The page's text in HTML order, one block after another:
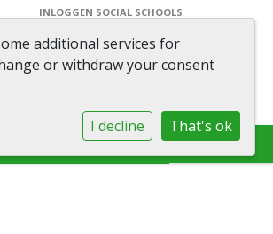
INLOGGEN SOCIAL SCHOOLS
Boldingh
additional services for
or withdraw your consent
I decline That's ok